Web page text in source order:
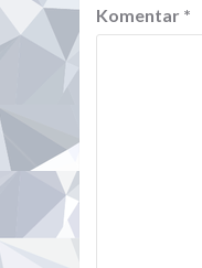
Komentar *